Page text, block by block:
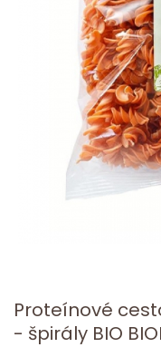
Proteínové
- špirály BIO